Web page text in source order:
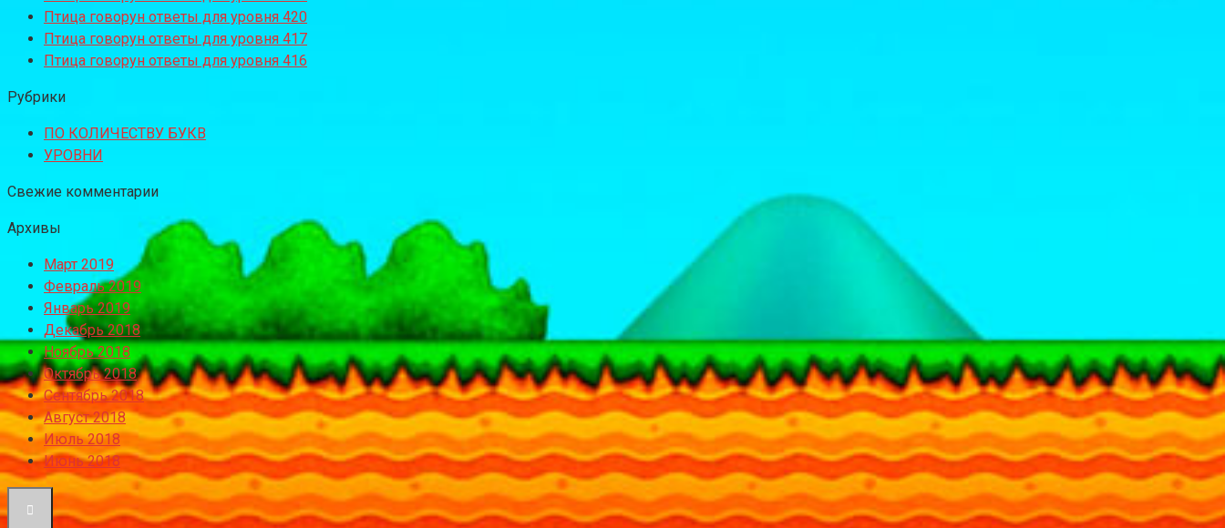
Птица говорун ответы для уровня 420
Птица говорун ответы для уровня 417
Птица говорун ответы для уровня 416
Рубрики
ПО КОЛИЧЕСТВУ БУКВ
УРОВНИ
Свежие комментарии
Архивы
Март 2019
Февраль 2019
Январь 2019
Декабрь 2018
Ноябрь 2018
Октябрь 2018
Сентябрь 2018
Август 2018
Июль 2018
Июнь 2018